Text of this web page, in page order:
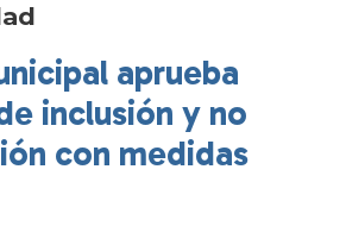
aprueba
inclusión y no
con medidas